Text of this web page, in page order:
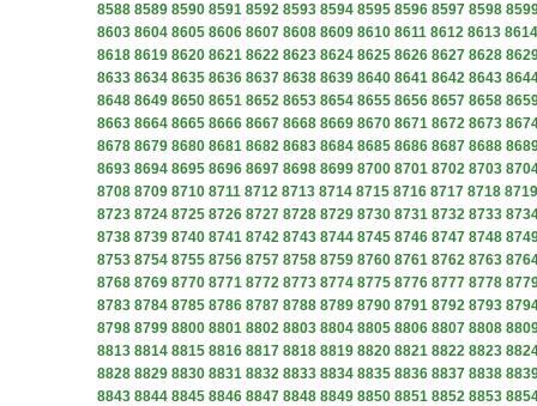
8588 8589 8590 8591 8592 8593 8594 8595 8596 8597 8598
8603 8604 8605 8606 8607 8608 8609 8610 8611 8612 8613 8614
8618 8619 8620 8621 8622 8623 8624 8625 8626 8627 8628
8633 8634 8635 8636 8637 8638 8639 8640 8641 8642 8643
8648 8649 8650 8651 8652 8653 8654 8655 8656 8657 8658
8663 8664 8665 8666 8667 8668 8669 8670 8671 8672 8673
8678 8679 8680 8681 8682 8683 8684 8685 8686 8687 8688
8693 8694 8695 8696 8697 8698 8699 8700 8701 8702 8703
8708 8709 8710 8711 8712 8713 8714 8715 8716 8717 8718 8719
8723 8724 8725 8726 8727 8728 8729 8730 8731 8732 8733
8738 8739 8740 8741 8742 8743 8744 8745 8746 8747 8748
8753 8754 8755 8756 8757 8758 8759 8760 8761 8762 8763
8768 8769 8770 8771 8772 8773 8774 8775 8776 8777 8778
8783 8784 8785 8786 8787 8788 8789 8790 8791 8792 8793
8798 8799 8800 8801 8802 8803 8804 8805 8806 8807 8808
8813 8814 8815 8816 8817 8818 8819 8820 8821 8822 8823
8828 8829 8830 8831 8832 8833 8834 8835 8836 8837 8838
8843 8844 8845 8846 8847 8848 8849 8850 8851 8852 8853